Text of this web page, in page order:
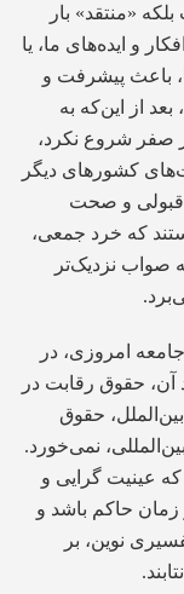
«منتقد» بار
و ایده‌های ما، یا
باعث پیشرفت و
از این‌که به
صفر شروع نکرد،
کشورهای دیگر
قبولی و صحت
که خرد جمعی،
صواب نزدیک‌تر
امروزی، در
آن، حقوق رقابت در
حقوق
نمی‌خورد.
عینیت گرایی و
زمان حاکم باشد و
نوین، بر